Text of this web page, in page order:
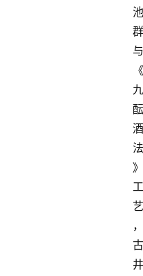
池
群
与
《
九
酝
酒
法
》
工
艺
，
古
井